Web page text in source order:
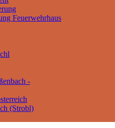
Feuerwehrhaus
-
(Strobl)